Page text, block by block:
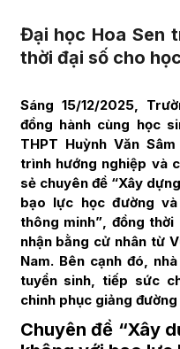
Đại học Hoa Sen
thời đại số cho
Sáng 15/12/2025,
đồng hành cùng học
THPT Huỳnh Văn
trình hướng nghiệp và
sẻ chuyên đề “Xây
bạo lực học đường
thông minh”, đồng thời
nhận bằng cử nhân từ
Nam. Bên cạnh đó,
tuyển sinh, tiếp sức
chinh phục giảng đường
Chuyên đề “Xây